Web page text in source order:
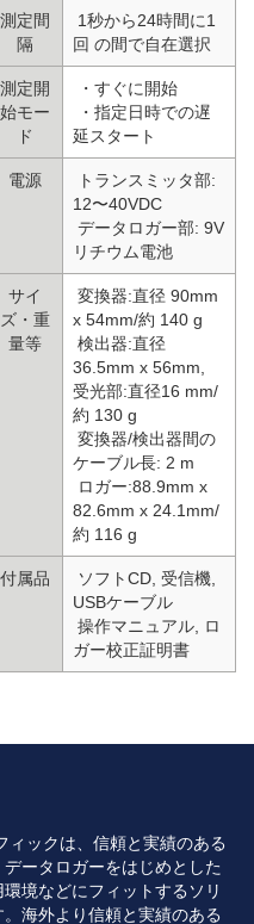
測定間
隔
1秒から24時間に1
回 の間で自在選択
測定開
始モー
ド
・すぐに開始
・指定日時での遅
延スタート
電源
トランスミッタ部:
12〜40VDC
データロガー部: 9V
リチウム電池
サイ
ズ・重
量等
変換器:直径 90mm
x 54mm/約 140 g
検出器:直径
36.5mm x 56mm,
受光部:直径16 mm/
約 130 g
変換器/検出器間の
ケーブル長: 2 m
ロガー:88.9mm x
82.6mm x 24.1mm/
約 116 g
付属品
ソフトCD, 受信機,
USBケーブル
操作マニュアル, ロ
ガー校正証明書
ィックは、信頼と実績のある
ータロガーをはじめとした
境などにフィットするソリ
海外より信頼と実績のある